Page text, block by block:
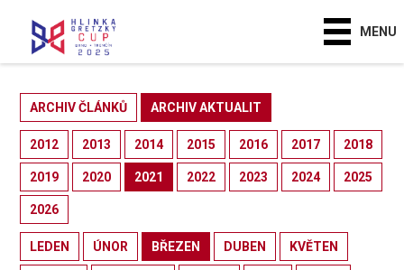
MENU
ARCHIV ČLÁNKŮ ARCHIV AKTUALIT
2012 2013 2014 2015 2016 2017 2018
2019 2020 2021 2022 2023 2024 2025
2026
LEDEN ÚNOR BŘEZEN DUBEN KVĚTEN